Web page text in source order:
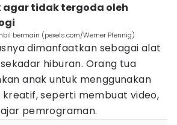
agar tidak tergoda oleh
bermain (pexels.com/Werner Pfennig)
dimanfaatkan sebagai alat
hiburan. Orang tua
anak untuk menggunakan
seperti membuat video,
pemrograman.